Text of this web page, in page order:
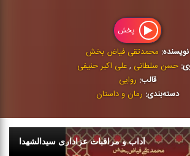
پخش
نویسنده: محمدتقی فیاض بخش
حسن سلطانی ,علی اکبر حنیفی
قالب: روایی
دسته‌بندی: رمان و داستان
آداب و مراقبات عزاداری سیدالشهدا